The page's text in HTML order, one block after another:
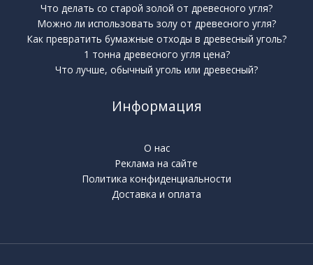
Что делать со старой золой от древесного угля?
Можно ли использовать золу от древесного угля?
Как превратить бумажные отходы в древесный уголь?
1 тонна древесного угля цена?
Что лучше, обычный уголь или древесный?
Информация
О нас
Реклама на сайте
Политика конфиденциальности
Доставка и оплата